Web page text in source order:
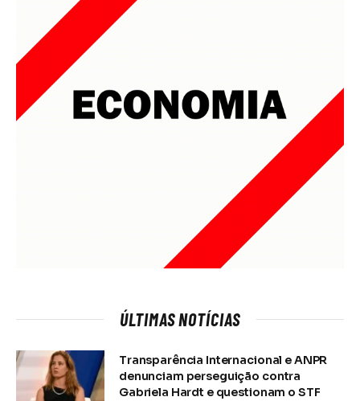
ÚLTIMAS NOTÍCIAS
Transparência Internacional e ANPR
denunciam perseguição contra
Gabriela Hardt e questionam o STF